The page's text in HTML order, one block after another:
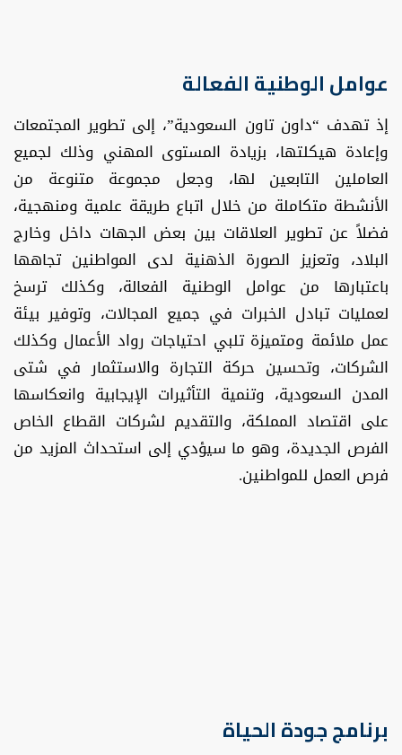
عوامل الوطنية الفعالة
إذ تهدف “داون تاون السعودية”، إلى تطوير المجتمعات
وإعادة هيكلتها، بزيادة المستوى المهني وذلك لجميع
العاملين التابعين لها، وجعل مجموعة متنوعة من
الأنشطة متكاملة من خلال اتباع طريقة علمية ومنهجية،
فضلاً عن تطوير العلاقات بين بعض الجهات داخل وخارج
البلاد، وتعزيز الصورة الذهنية لدى المواطنين تجاهها
باعتبارها من عوامل الوطنية الفعالة، وكذلك ترسخ
لعمليات تبادل الخبرات في جميع المجالات، وتوفير بيئة
عمل ملائمة ومتميزة تلبي احتياجات رواد الأعمال وكذلك
الشركات، وتحسين حركة التجارة والاستثمار في شتى
المدن السعودية، وتنمية التأثيرات الإيجابية وانعكاسها
على اقتصاد المملكة، والتقديم لشركات القطاع الخاص
الفرص الجديدة، وهو ما سيؤدي إلى استحداث المزيد من
فرص العمل للمواطنين.
برنامج جودة الحياة